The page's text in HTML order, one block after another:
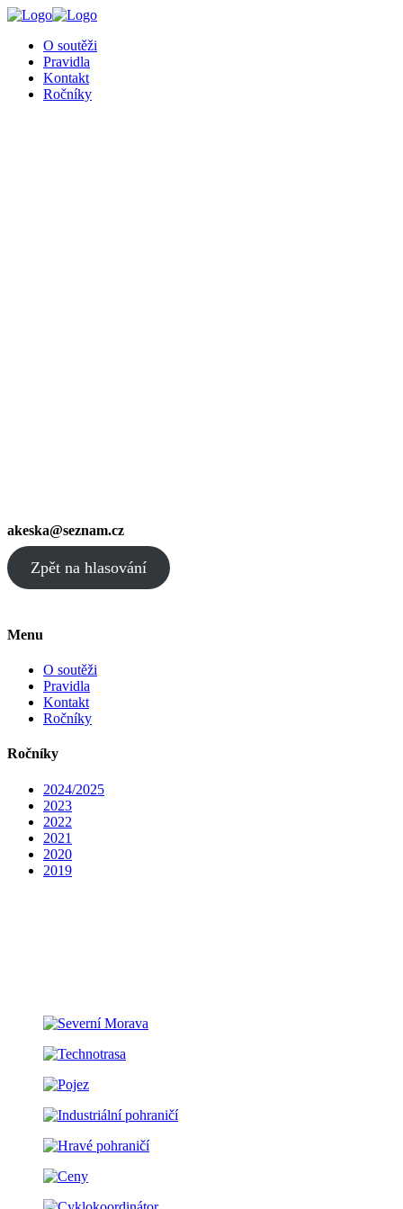
O soutěži
Pravidla
Kontakt
Ročníky
akeska@seznam.cz
Zpět na hlasování
Menu
O soutěži
Pravidla
Kontakt
Ročníky
Ročníky
2024/2025
2023
2022
2021
2020
2019